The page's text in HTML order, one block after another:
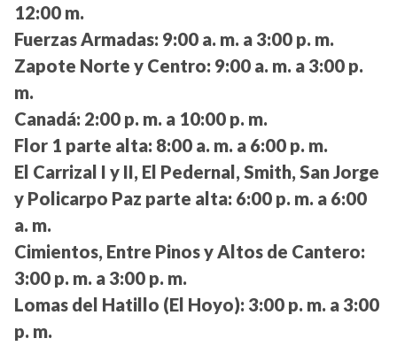
12:00 m.
Fuerzas Armadas: 9:00 a. m. a 3:00 p. m.
Zapote Norte y Centro: 9:00 a. m. a 3:00 p.
m.
Canadá: 2:00 p. m. a 10:00 p. m.
Flor 1 parte alta: 8:00 a. m. a 6:00 p. m.
El Carrizal I y II, El Pedernal, Smith, San Jorge
y Policarpo Paz parte alta: 6:00 p. m. a 6:00
a. m.
Cimientos, Entre Pinos y Altos de Cantero:
3:00 p. m. a 3:00 p. m.
Lomas del Hatillo (El Hoyo): 3:00 p. m. a 3:00
p. m.